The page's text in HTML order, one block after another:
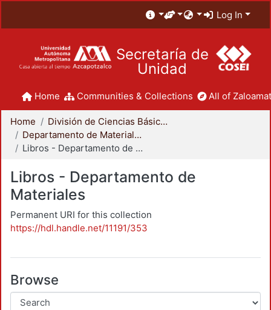
Log In
Secretaría de
Unidad
Home Communities & Collections All of
Home
División de Ciencias Básicas e Ingeniería
Departamento de Materiales
Libros - Departamento de Materiales
Libros - Departamento de
Materiales
Permanent URI for this collection
https://hdl.handle.net/11191/353
Browse